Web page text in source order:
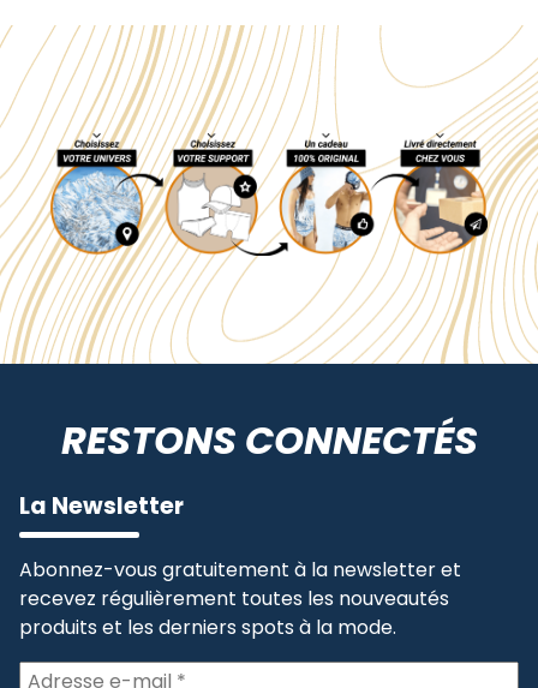
RESTONS CONNECTÉS
La Newsletter
Abonnez-vous gratuitement à la newsletter et
recevez régulièrement toutes les nouveautés
produits et les derniers spots à la mode.